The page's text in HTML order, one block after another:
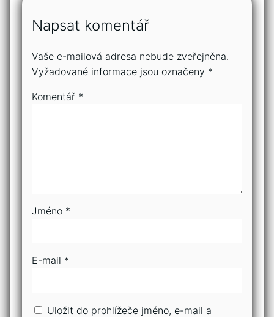
Napsat komentář
Vaše e-mailová adresa nebude zveřejněna.
Vyžadované informace jsou označeny *
Komentář *
Jméno *
E-mail *
Uložit do prohlížeče jméno, e-mail a